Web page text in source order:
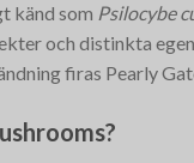
känd som Psilocybe
och distinkta
firas Pearly